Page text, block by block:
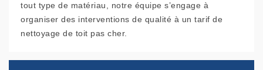
tout type de matériau, notre équipe s’engage à
organiser des interventions de qualité à un tarif de
nettoyage de toit pas cher.